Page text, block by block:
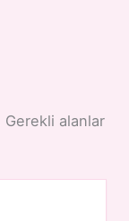
Gerekli alanlar